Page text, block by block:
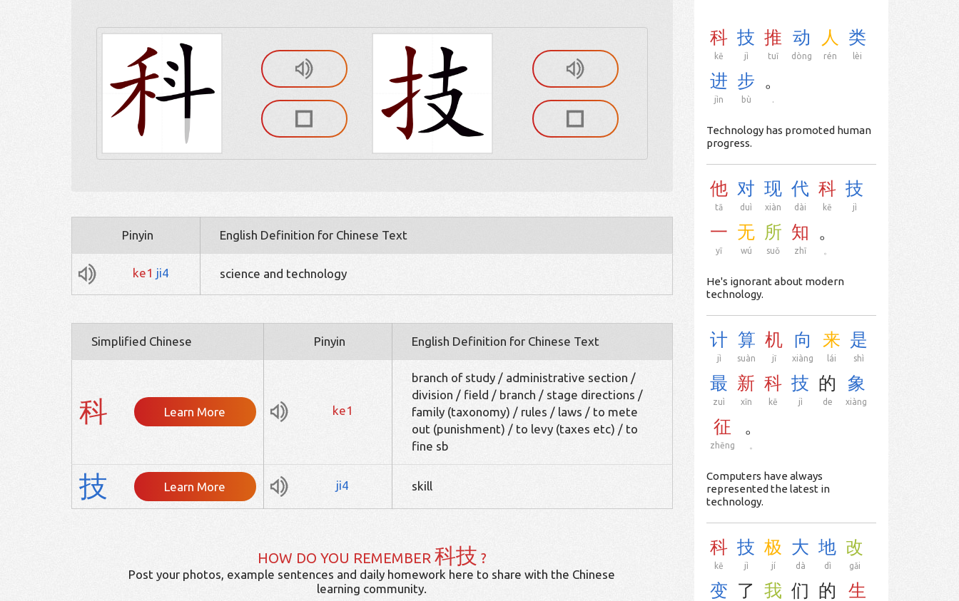
Pinyin English Definition for Chinese Text
ke1 ji4 science and technology
Simplified Chinese Pinyin English Definition for Chinese Text
科 Learn More ke1
branch of study / administrative section /
division / field / branch / stage directions /
family (taxonomy) / rules / laws / to mete
out (punishment) / to levy (taxes etc) / to
fine sb
技 Learn More ji4 skill
HOW DO YOU REMEMBER 科技 ?
Post your photos, example sentences and daily homework here to share with the Chinese
learning community.
科
kē
技
jì
推
tuī
动
dòng
人
rén
类
lèi
进
jìn
步
bù
。
.
Technology has promoted human
progress.
他
tā
对
duì
现
xiàn
代
dài
科
kē
技
jì
一
yī
无
wú
所
suǒ
知
zhī
。
He's ignorant about modern
technology.
计
jì
算
suàn
机
jī
向
xiàng
来
lái
是
shì
最
zuì
新
xīn
科
kē
技
jì
的
de
象
xiàng
征
zhēng
。
Computers have always
represented the latest in
technology.
科
kē
技
jì
极
jí
大
dà
地
dì
改
gǎi
变 了 我 们 的 生